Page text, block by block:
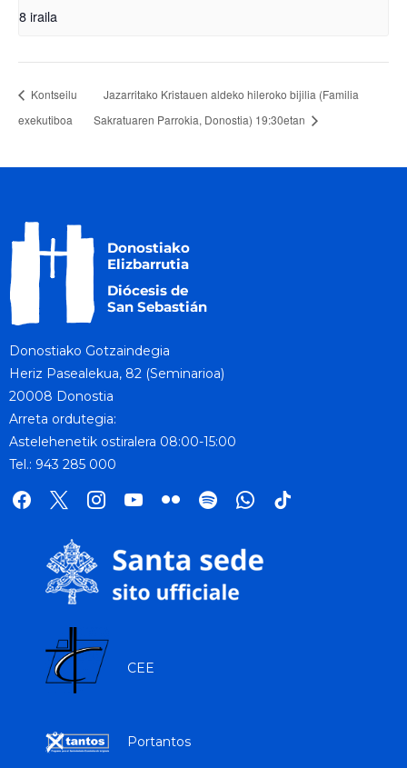
8 iraila
Kontseilu
exekutiboa
Jazarritako Kristauen aldeko hileroko bijilia (Familia
Sakratuaren Parrokia, Donostia) 19:30etan
Donostiako Gotzaindegia
Heriz Pasealekua, 82 (Seminarioa)
20008 Donostia
Arreta ordutegia:
Astelehenetik ostiralera 08:00-15:00
Tel.: 943 285 000
facebook
x instagramyoutube
flickr spotifywhatsapp
tik
CEE
Portantos